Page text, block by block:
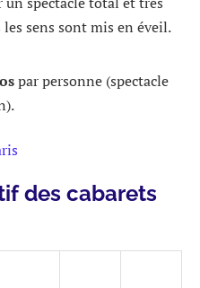
sens sont mis en éveil.
par personne (spectacle
des cabarets